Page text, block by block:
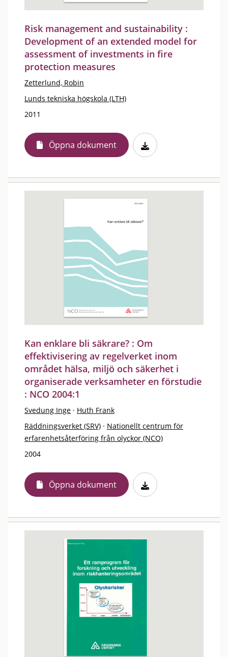
Risk management and sustainability :
Development of an extended model for
assessment of investments in fire
protection measures
Zetterlund, Robin
Lunds tekniska högskola (LTH)
2011
Öppna dokument
Kan enklare bli säkrare? : Om
effektivisering av regelverket inom
området hälsa, miljö och säkerhet i
organiserade verksamheter en förstudie
: NCO 2004:1
Svedung Inge · Huth Frank
Räddningsverket (SRV) · Nationellt centrum för
erfarenhetsåterföring från olyckor (NCO)
2004
Öppna dokument